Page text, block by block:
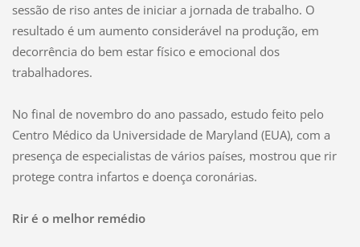
sessão de riso antes de iniciar a jornada de trabalho. O
resultado é um aumento considerável na produção, em
decorrência do bem estar físico e emocional dos
trabalhadores.
No final de novembro do ano passado, estudo feito pelo
Centro Médico da Universidade de Maryland (EUA), com a
presença de especialistas de vários países, mostrou que rir
protege contra infartos e doença coronárias.
Rir é o melhor remédio